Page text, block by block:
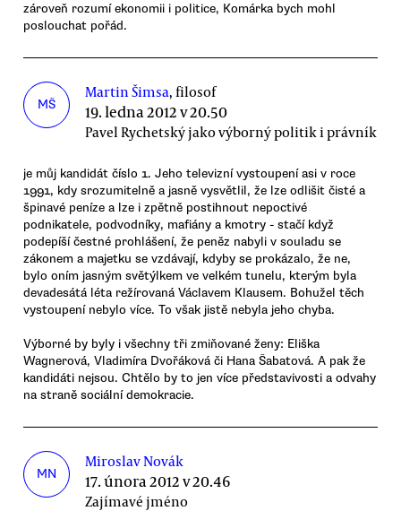
zároveň rozumí ekonomii i politice, Komárka bych mohl
poslouchat pořád.
MŠ
Martin Šimsa, filosof
19. ledna 2012 v 20.50
Pavel Rychetský jako výborný politik i právník
je můj kandidát číslo 1. Jeho televizní vystoupení asi v roce
1991, kdy srozumitelně a jasně vysvětlil, že lze odlišit čisté a
špinavé peníze a lze i zpětně postihnout nepoctivé
podnikatele, podvodníky, mafiány a kmotry - stačí když
podepíší čestné prohlášení, že peněz nabyli v souladu se
zákonem a majetku se vzdávají, kdyby se prokázalo, že ne,
bylo oním jasným světýlkem ve velkém tunelu, kterým byla
devadesátá léta režírovaná Václavem Klausem. Bohužel těch
vystoupení nebylo více. To však jistě nebyla jeho chyba.
Výborné by byly i všechny tři zmiňované ženy: Eliška
Wagnerová, Vladimíra Dvořáková či Hana Šabatová. A pak že
kandidáti nejsou. Chtělo by to jen více představivosti a odvahy
na straně sociální demokracie.
MN
Miroslav Novák
17. února 2012 v 20.46
Zajímavé jméno